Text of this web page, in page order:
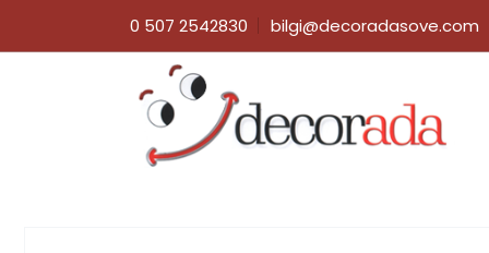
0 507 2542830 bilgi@decoradasove.com